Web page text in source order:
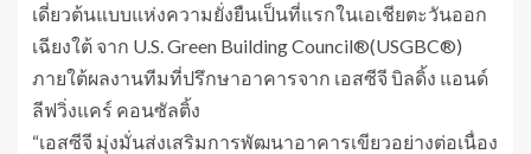
เดี่ยวต้นแบบแห่งความยั่งยืนเป็นที่แรกในเอเชียตะวันออก
เฉียงใต้ จาก U.S. Green Building Council®(USGBC®)
ภายใต้ผลงานทีมที่ปรึกษาอาคารจาก เอสซีจี บิลดิ้ง แอนด์
ลีฟวิ่งแคร์ คอนซัลติ้ง
“เอสซีจี มุ่งมั่นส่งเสริมการพัฒนาอาคารเขียวอย่างต่อเนื่อง